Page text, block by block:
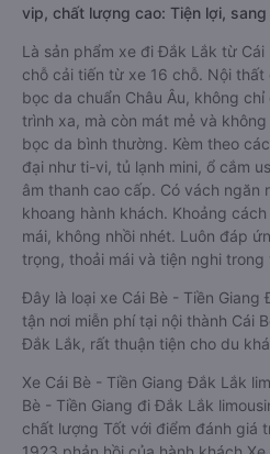
vip, chất lượng cao: Tiện lợi, sang
Là sản phẩm xe đi Đắk Lắk từ Cái
chỗ cải tiến từ xe 16 chỗ. Nội
bọc da chuẩn Châu Âu, không
trình xa, mà còn mát mẻ và
bọc da bình thường. Kèm theo
đại như ti-vi, tủ lạnh mini, ổ cắm
âm thanh cao cấp. Có vách ngăn
khoang hành khách. Khoảng
mái, không nhồi nhét. Luôn đáp
trọng, thoải mái và tiện nghi trong
Đây là loại xe Cái Bè - Tiền
tận nơi miễn phí tại nội thành Cái
Đắk Lắk, rất thuận tiện cho du
Xe Cái Bè - Tiền Giang Đắk Lắk
Bè - Tiền Giang đi Đắk Lắk
chất lượng Tốt với điểm đánh giá